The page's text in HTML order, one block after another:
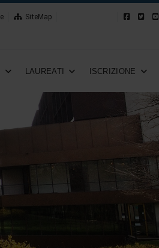
SiteMap
LAUREATI ISCRIZIONE